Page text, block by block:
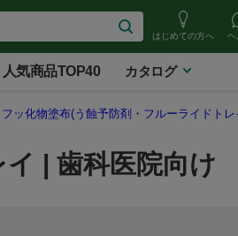
ヘ
はじめての方へ
人気商品TOP40 カタログ
フッ化物塗布(う蝕予防剤・フルーライドトレ
| 歯科医院向け